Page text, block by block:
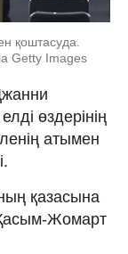
қоштасуда.
Getty Images
өздерінің
атымен
қазасына
Жомарт